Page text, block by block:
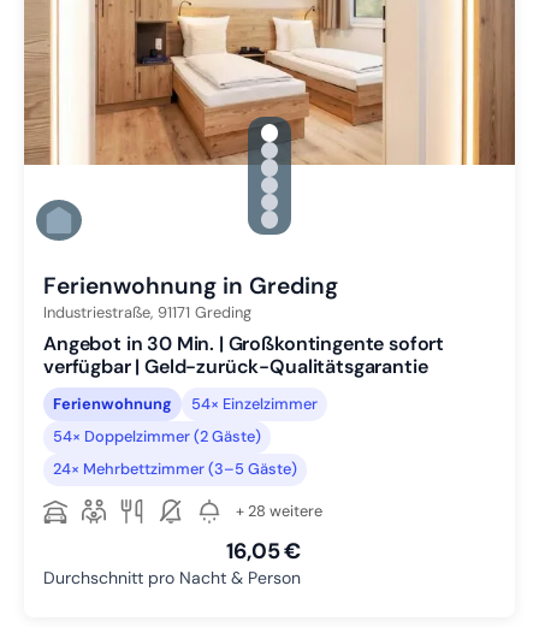
gallery.slide_selector
Zu Slide 1 wechseln
Zu Slide 2 wechseln
Zu Slide 3 wechseln
Zu Slide 4 wechseln
Zu Slide 5 wechseln
Zu Slide 6 wechseln
Ferienwohnung in Greding
Industriestraße, 91171 Greding
Angebot in 30 Min. | Großkontingente sofort
verfügbar | Geld-zurück-Qualitätsgarantie
Ferienwohnung
54× Einzelzimmer
54× Doppelzimmer (2 Gäste)
24× Mehrbettzimmer (3–5 Gäste)
+ 28 weitere
16,05 €
Durchschnitt pro Nacht & Person